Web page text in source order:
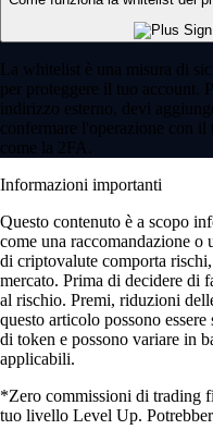
La whitelist è una misura di
per proteggere il tuo account.
indirizzo esterno, devi
confermare l'operazione con il
come la 2FA.
Informazioni importanti
Questo contenuto è a scopo
come una raccomandazione
di criptovalute comporta
mercato. Prima di decidere di
al rischio. Premi, riduzioni
questo articolo possono
di token e possono variare in
applicabili.
*Zero commissioni di trading
tuo livello Level Up.